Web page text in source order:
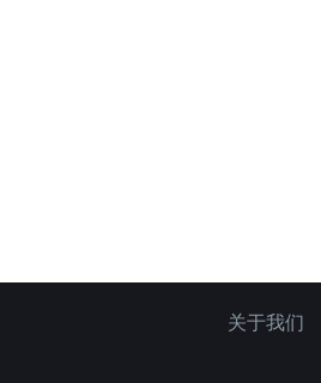
关于我们